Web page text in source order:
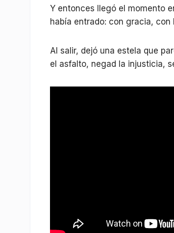
Y entonces llegó el momento
había entrado: con gracia,
Al salir, dejó una estela que
el asfalto, negad la injusticia,